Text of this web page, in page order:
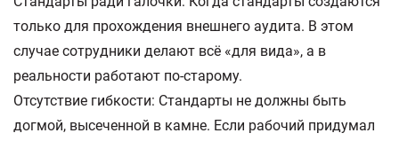
только для прохождения внешнего аудита. В этом
случае сотрудники делают всё «для вида», а в
реальности работают по-старому.
Отсутствие гибкости: Стандарты не должны быть
догмой, высеченной в камне. Если рабочий придумал